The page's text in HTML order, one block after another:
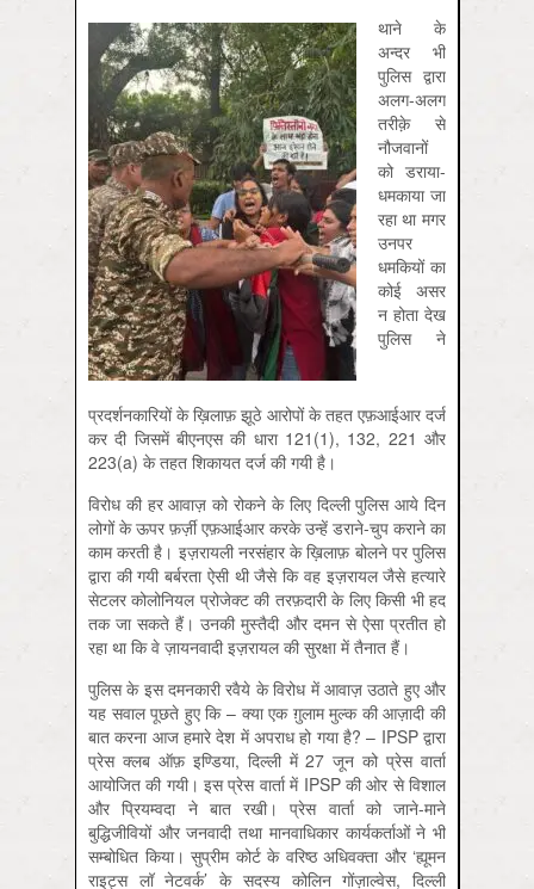
थाने के
अन्दर भी
पुलिस द्वारा
अलग-अलग
तरीक़े से
नौजवानों
को डराया-
धमकाया जा
रहा था मगर
उनपर
धमकियों का
कोई असर
न होता देख
पुलिस ने
प्रदर्शनकारियों के ख़िलाफ़ झूठे आरोपों के तहत एफ़आईआर दर्ज
कर दी जिसमें बीएनएस की धारा 121(1), 132, 221 और
223(a) के तहत शिकायत दर्ज की गयी है।
विरोध की हर आवाज़ को रोकने के लिए दिल्ली पुलिस आये दिन
लोगों के ऊपर फ़र्ज़ी एफ़आईआर करके उन्हें डराने-चुप कराने का
काम करती है। इज़रायली नरसंहार के ख़िलाफ़ बोलने पर पुलिस
द्वारा की गयी बर्बरता ऐसी थी जैसे कि वह इज़रायल जैसे हत्यारे
सेटलर कोलोनियल प्रोजेक्ट की तरफ़दारी के लिए किसी भी हद
तक जा सकते हैं। उनकी मुस्तैदी और दमन से ऐसा प्रतीत हो
रहा था कि वे ज़ायनवादी इज़रायल की सुरक्षा में तैनात हैं।
पुलिस के इस दमनकारी रवैये के विरोध में आवाज़ उठाते हुए और
यह सवाल पूछते हुए कि – क्या एक ग़ुलाम मुल्क की आज़ादी की
बात करना आज हमारे देश में अपराध हो गया है? – IPSP द्वारा
प्रेस क्लब ऑफ़ इण्डिया, दिल्ली में 27 जून को प्रेस वार्ता
आयोजित की गयी। इस प्रेस वार्ता में IPSP की ओर से विशाल
और प्रियम्वदा ने बात रखी। प्रेस वार्ता को जाने-माने
बुद्धिजीवियों और जनवादी तथा मानवाधिकार कार्यकर्ताओं ने भी
सम्बोधित किया। सुप्रीम कोर्ट के वरिष्ठ अधिवक्ता और ‘ह्यूमन
राइट्स लॉ नेटवर्क’ के सदस्य कोलिन गोंज़ाल्वेस, दिल्ली